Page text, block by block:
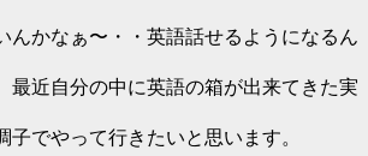
んかなぁ〜・・英語話せるようになるん
最近自分の中に英語の箱が出来てきた実
子でやって行きたいと思います。